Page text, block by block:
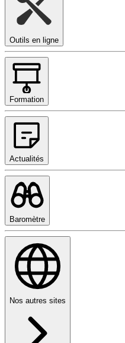
Outils en ligne
Formation
Actualités
Baromètre
Nos autres sites